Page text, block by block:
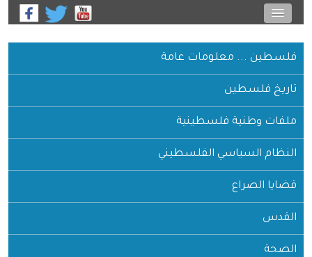
فلسطين ... معلومات عامة
تاريخ فلسطين
ملفات وطنية فلسطينية
النظام السياسي الفلسطيني
قضايا الصراع
القدس
الصحة